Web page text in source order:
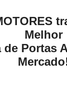
Melhor
de Portas